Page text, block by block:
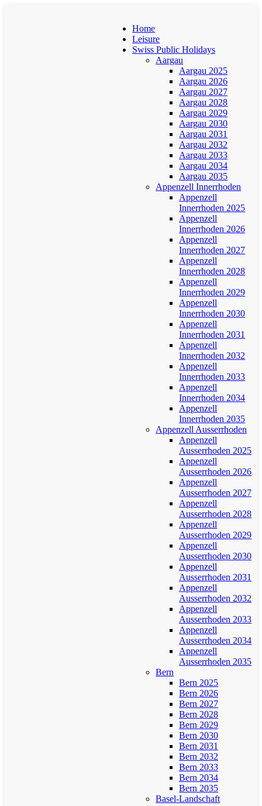
Home
Leisure
Swiss Public Holidays
Aargau
Aargau 2025
Aargau 2026
Aargau 2027
Aargau 2028
Aargau 2029
Aargau 2030
Aargau 2031
Aargau 2032
Aargau 2033
Aargau 2034
Aargau 2035
Appenzell Innerrhoden
Appenzell
Innerrhoden 2025
Appenzell
Innerrhoden 2026
Appenzell
Innerrhoden 2027
Appenzell
Innerrhoden 2028
Appenzell
Innerrhoden 2029
Appenzell
Innerrhoden 2030
Appenzell
Innerrhoden 2031
Appenzell
Innerrhoden 2032
Appenzell
Innerrhoden 2033
Appenzell
Innerrhoden 2034
Appenzell
Innerrhoden 2035
Appenzell Ausserrhoden
Appenzell
Ausserrhoden 2025
Appenzell
Ausserrhoden 2026
Appenzell
Ausserrhoden 2027
Appenzell
Ausserrhoden 2028
Appenzell
Ausserrhoden 2029
Appenzell
Ausserrhoden 2030
Appenzell
Ausserrhoden 2031
Appenzell
Ausserrhoden 2032
Appenzell
Ausserrhoden 2033
Appenzell
Ausserrhoden 2034
Appenzell
Ausserrhoden 2035
Bern
Bern 2025
Bern 2026
Bern 2027
Bern 2028
Bern 2029
Bern 2030
Bern 2031
Bern 2032
Bern 2033
Bern 2034
Bern 2035
Basel-Landschaft